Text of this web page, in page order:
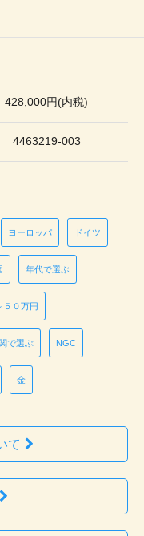
428,000円(内税)
4463219-003
ヨーロッパ ドイツ
年代で選ぶ
５０万円
で選ぶ NGC
金
て